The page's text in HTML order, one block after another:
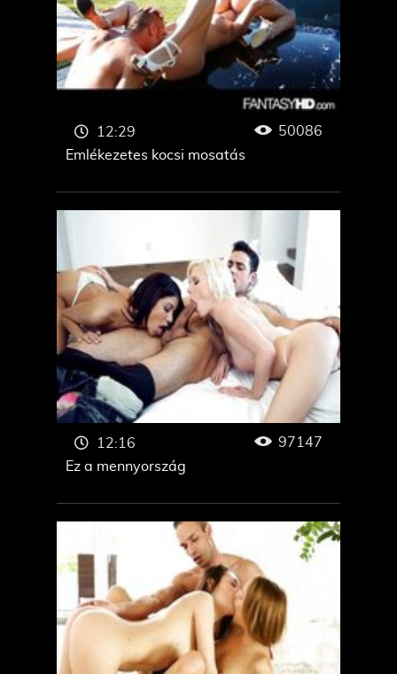
Emlékezetes kocsi mosatás
12:29 50086
Ez a mennyország
12:16 97147